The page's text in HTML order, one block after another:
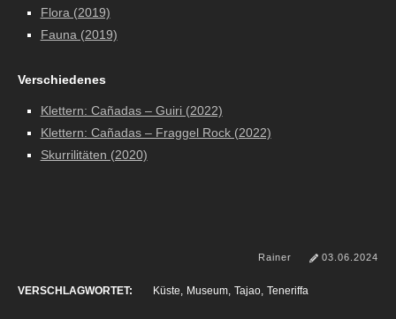
Flora (2019)
Fauna (2019)
Verschiedenes
Klettern: Cañadas – Guiri (2022)
Klettern: Cañadas – Fraggel Rock (2022)
Skurrilitäten (2020)
Rainer 03.06.2024
VERSCHLAGWORTET: Küste Museum Tajao Teneriffa